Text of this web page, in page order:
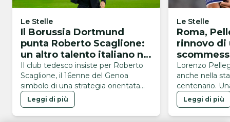
Le Stelle
Il Borussia Dortmund
punta Roberto Scaglione:
un altro talento italiano nel
mirino
Il club tedesco insiste per Roberto
Scaglione, il 16enne del Genoa
simbolo di una strategia orientata
alla valorizzazione dei giovani
Leggi di più
Le Stelle
Roma,
rinnovo di
Lorenzo
anche nella
centenario.
valore
giallorosso,
ha firmato il
Leggi di più